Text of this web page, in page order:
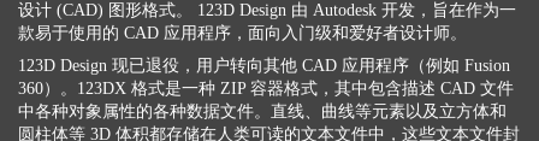
设计 (CAD) 图形格式。 123D Design 由 Autodesk 开发，旨在作为一
款易于使用的 CAD 应用程序，面向入门级和爱好者设计师。
123D Design 现已退役，用户转向其他 CAD 应用程序（例如 Fusion
360）。123DX 格式是一种 ZIP 容器格式，其中包含描述 CAD 文件
中各种对象属性的各种数据文件。直线、曲线等元素以及立方体和
圆柱体等 3D 体积都存储在人类可读的文本文件中，这些文本文件封